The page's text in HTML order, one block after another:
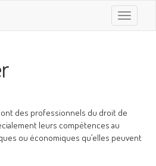
Toggle
des professionnels du droit de
leurs compétences au
ou économiques qu’elles peuvent